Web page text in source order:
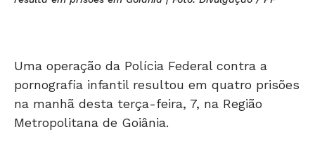
Uma operação da Polícia Federal contra a
pornografia infantil resultou em quatro prisões
na manhã desta terça-feira, 7, na Região
Metropolitana de Goiânia.